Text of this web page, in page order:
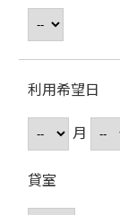
利用希望日
月
貸室